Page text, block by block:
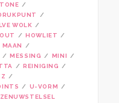
WOLK
HOWLIET
MAAN
MESSING
MINI
REINIGING
U-VORM
ZENUWSTELSEL